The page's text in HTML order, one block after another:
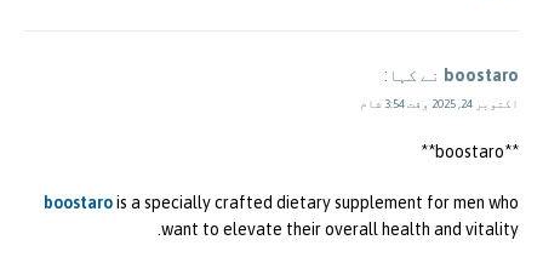
boostaro نے کہا:
اکتوبر 24, 2025 وقت 3:54 شام
** boostaro**
boostarois a specially crafted dietary supplement for men who
want to elevate their overall health and vitality.